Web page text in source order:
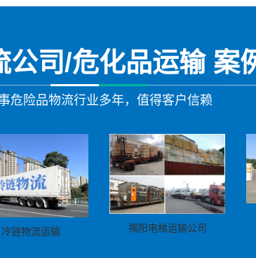
公司/危化品运输 案
危险品物流行业多年，值得客户信赖
冷链物流运输 揭阳电梯运输公司